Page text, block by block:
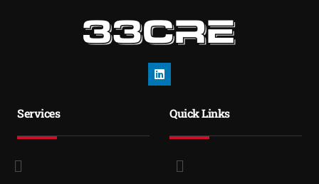
Services Quick Links